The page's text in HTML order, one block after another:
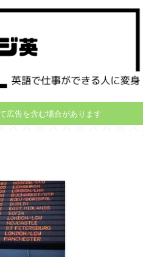
広告を含む場合があります